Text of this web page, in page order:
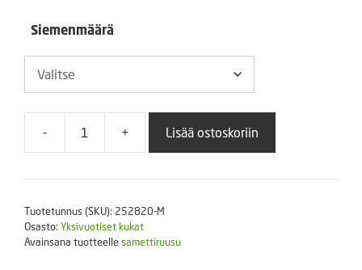
Siemenmäärä
-
Ryhmäsamettikukka
Yellow
+ Lisää ostoskoriin
Tuotetunnus (SKU): 252820-M
Osasto: Yksivuotiset kukat
Avainsana tuotteellesamettiruusu